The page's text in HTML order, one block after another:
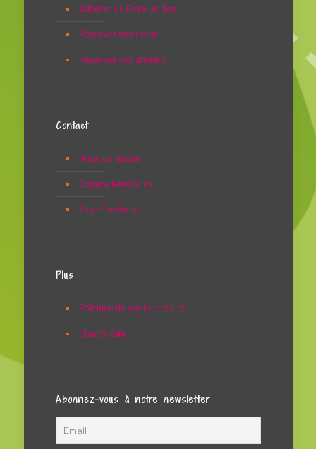
Adhérer ou Faire un don
Réservez vos repas
Réservez vos ateliers
Contact
Nous contacter
Espace bénévoles
Page Facebook
Plus
Politique de confidentialité
Charte Café
Abonnez-vous à notre newsletter